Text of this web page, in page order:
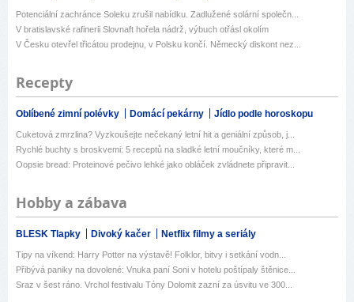
Potenciální zachránce Soleku zrušil nabídku. Zadlužené solární společn...
V bratislavské rafinerii Slovnaft hořela nádrž, výbuch otřásl okolím
V Česku otevřel třicátou prodejnu, v Polsku končí. Německý diskont nez...
Recepty
Oblíbené zimní polévky Domácí pekárny Jídlo podle horoskopu
Cuketová zmrzlina? Vyzkoušejte nečekaný letní hit a geniální způsob, j...
Rychlé buchty s broskvemi: 5 receptů na sladké letní moučníky, které m...
Oopsie bread: Proteinové pečivo lehké jako obláček zvládnete připravit...
Hobby a zábava
BLESK Tlapky Divoký kačer Netflix filmy a seriály
Tipy na víkend: Harry Potter na výstavě! Folklor, bitvy i setkání vodn...
Přibývá paniky na dovolené: Vnuka paní Soni v hotelu poštípaly štěnice...
Sraz v šest ráno. Vrchol festivalu Tóny Dolomit zazní za úsvitu ve 300...